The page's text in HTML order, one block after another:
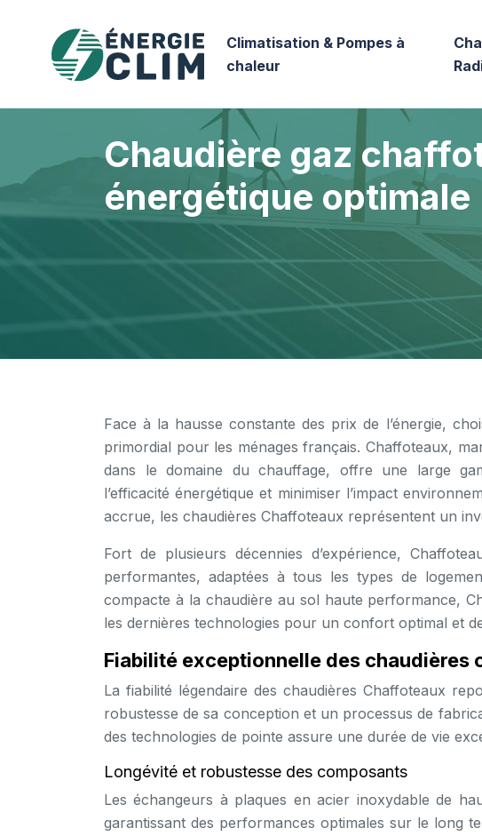
Climatisation & Pompes à
chaleur
Chaudière gaz
énergétique optimale
Face à la hausse constante des prix de l’énergie,
primordial pour les ménages français. Chaffoteaux,
dans le domaine du chauffage, offre une large
l’efficacité énergétique et minimiser l’impact
accrue, les chaudières Chaffoteaux représentent un
Fort de plusieurs décennies d’expérience,
performantes, adaptées à tous les types de
compacte à la chaudière au sol haute performance,
les dernières technologies pour un confort optimal et
Fiabilité exceptionnelle des chaudières
La fiabilité légendaire des chaudières Chaffoteaux
robustesse de sa conception et un processus de
des technologies de pointe assure une durée de vie
Longévité et robustesse des composants
Les échangeurs à plaques en acier inoxydable de
garantissant des performances optimales sur le long